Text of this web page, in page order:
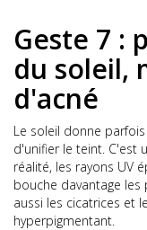
Geste 7 :
du soleil,
d'acné
Le soleil donne
d'unifier le teint. C'est
réalité, les rayons UV
bouche davantage les
aussi les cicatrices et
hyperpigmentant.